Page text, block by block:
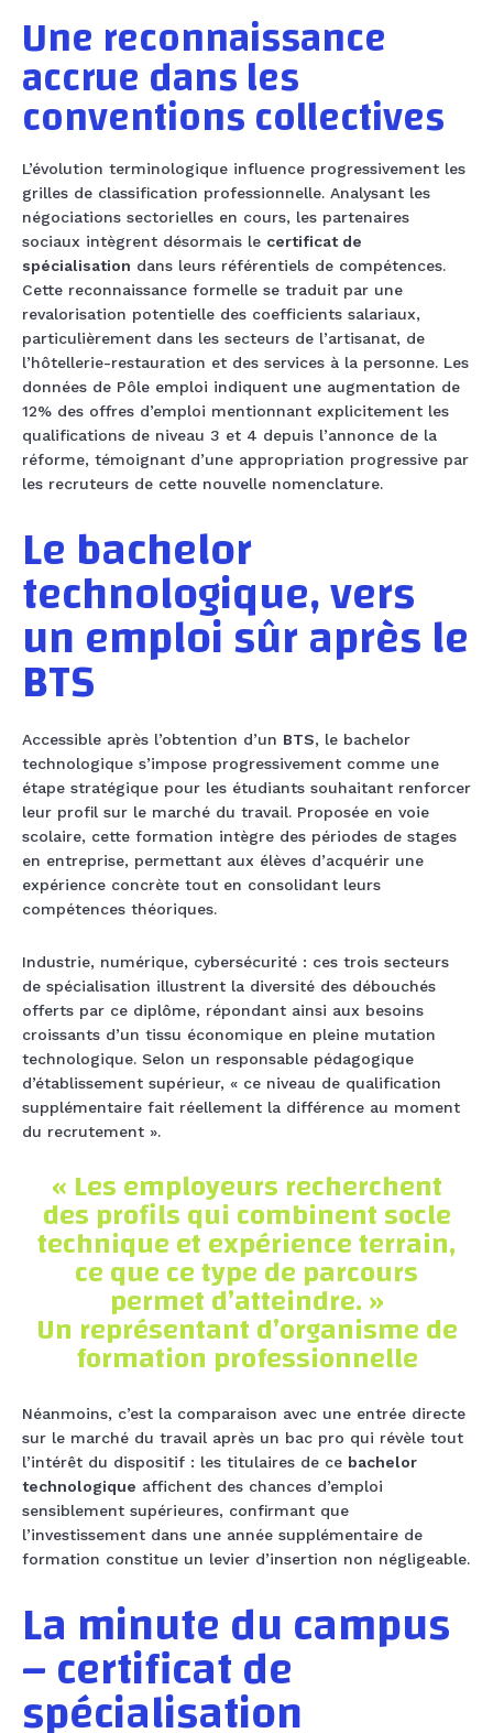
Une reconnaissance
accrue dans les
conventions collectives
L’évolution terminologique influence progressivement les
grilles de classification professionnelle. Analysant les
négociations sectorielles en cours, les partenaires
sociaux intègrent désormais le certificat de
spécialisation dans leurs référentiels de compétences.
Cette reconnaissance formelle se traduit par une
revalorisation potentielle des coefficients salariaux,
particulièrement dans les secteurs de l’artisanat, de
l’hôtellerie-restauration et des services à la personne. Les
données de Pôle emploi indiquent une augmentation de
12% des offres d’emploi mentionnant explicitement les
qualifications de niveau 3 et 4 depuis l’annonce de la
réforme, témoignant d’une appropriation progressive par
les recruteurs de cette nouvelle nomenclature.
Le bachelor
technologique, vers
un emploi sûr après le
BTS
Accessible après l’obtention d’un BTS, le bachelor
technologique s’impose progressivement comme une
étape stratégique pour les étudiants souhaitant renforcer
leur profil sur le marché du travail. Proposée en voie
scolaire, cette formation intègre des périodes de stages
en entreprise, permettant aux élèves d’acquérir une
expérience concrète tout en consolidant leurs
compétences théoriques.
Industrie, numérique, cybersécurité : ces trois secteurs
de spécialisation illustrent la diversité des débouchés
offerts par ce diplôme, répondant ainsi aux besoins
croissants d’un tissu économique en pleine mutation
technologique. Selon un responsable pédagogique
d’établissement supérieur, « ce niveau de qualification
supplémentaire fait réellement la différence au moment
du recrutement ».
« Les employeurs recherchent
des profils qui combinent socle
technique et expérience terrain,
ce que ce type de parcours
permet d’atteindre. »
Un représentant d’organisme de
formation professionnelle
Néanmoins, c’est la comparaison avec une entrée directe
sur le marché du travail après un bac pro qui révèle tout
l’intérêt du dispositif : les titulaires de ce bachelor
technologique affichent des chances d’emploi
sensiblement supérieures, confirmant que
l’investissement dans une année supplémentaire de
formation constitue un levier d’insertion non négligeable.
La minute du campus
– certificat de
spécialisation